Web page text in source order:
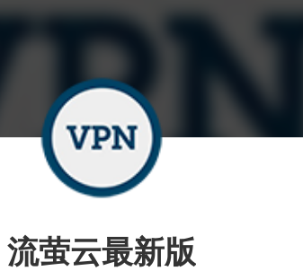
流萤云最新版